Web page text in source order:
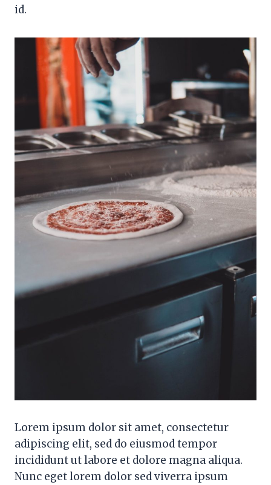
id.
Lorem ipsum dolor sit amet, consectetur
adipiscing elit, sed do eiusmod tempor
incididunt ut labore et dolore magna aliqua.
Nunc eget lorem dolor sed viverra ipsum